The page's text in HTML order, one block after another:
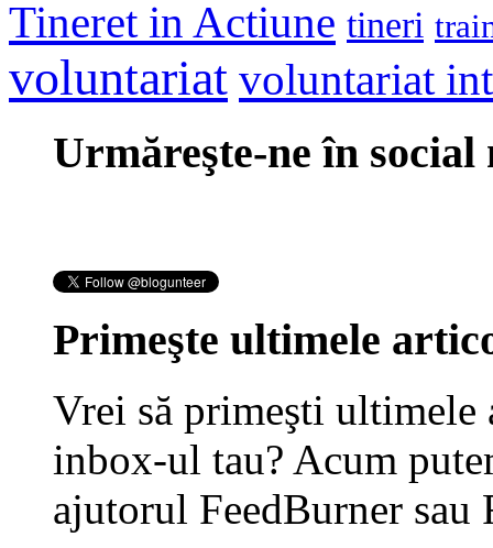
Tineret in Actiune tineri
voluntariat voluntariat
Urmăreşte-ne în social
Primeşte ultimele
Vrei să primeşti
inbox-ul tau? Acum
ajutorul FeedBurner sau